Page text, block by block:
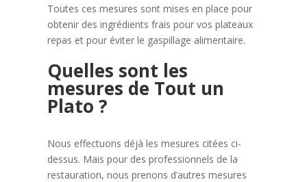
Toutes ces mesures sont mises en place pour
obtenir des ingrédients frais pour vos plateaux
repas et pour éviter le gaspillage alimentaire.
Quelles sont les
mesures de Tout un
Plato ?
Nous effectuons déjà les mesures citées ci-
dessus. Mais pour des professionnels de la
restauration, nous prenons d’autres mesures